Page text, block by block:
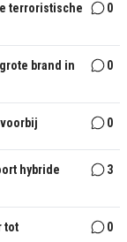
terroristische
0
brand in
0
0
hybride
3
tot
0